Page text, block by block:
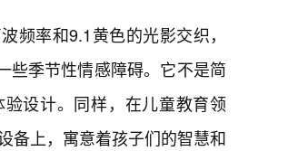
频率和9.1黄色的光影交织，
些季节性情感障碍。它不是简
设计。同样，在儿童教育领
备上，寓意着孩子们的智慧和